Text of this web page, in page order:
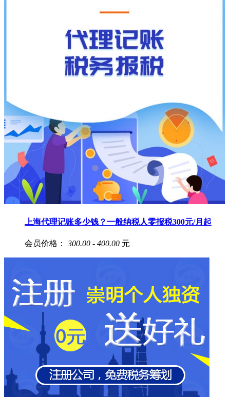
上海代理记账多少钱？一般纳税人零报税300元/月起
会员价格： 300.00 - 400.00 元